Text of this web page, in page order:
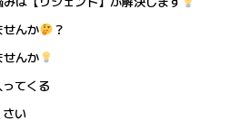
せんか
？
せんか
てくる
い